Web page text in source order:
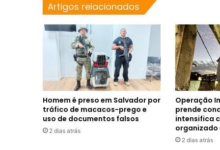
Artigos relacionados
Homem é preso em Salvador por
tráfico de macacos-prego e
uso de documentos falsos
2 dias atrás
Operação
prende
intensifica
organizado
2 dias atrás